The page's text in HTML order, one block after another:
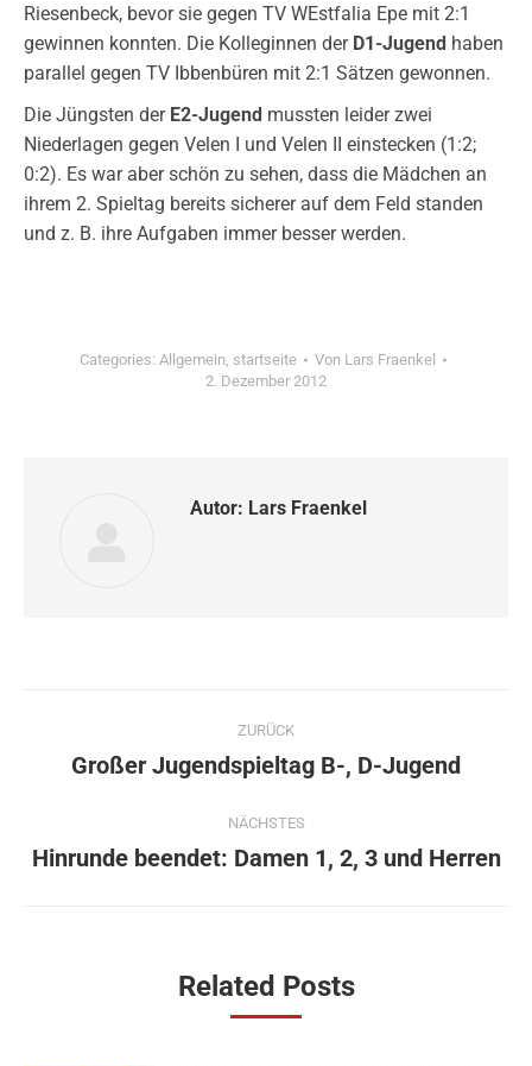
Riesenbeck, bevor sie gegen TV WEstfalia Epe mit 2:1
gewinnen konnten. Die Kolleginnen der D1-Jugend haben
parallel gegen TV Ibbenbüren mit 2:1 Sätzen gewonnen.
Die Jüngsten der E2-Jugend mussten leider zwei
Niederlagen gegen Velen I und Velen II einstecken (1:2;
0:2). Es war aber schön zu sehen, dass die Mädchen an
ihrem 2. Spieltag bereits sicherer auf dem Feld standen
und z. B. ihre Aufgaben immer besser werden.
Categories: Allgemein, startseite Von Lars Fraenkel
2. Dezember 2012
Autor: Lars Fraenkel
Kommentarnavigation
ZURÜCK
Vorheriger
Großer Jugendspieltag B-, D-Jugend
NÄCHSTES
Nächster
Hinrunde beendet: Damen 1, 2, 3 und Herren
Related Posts